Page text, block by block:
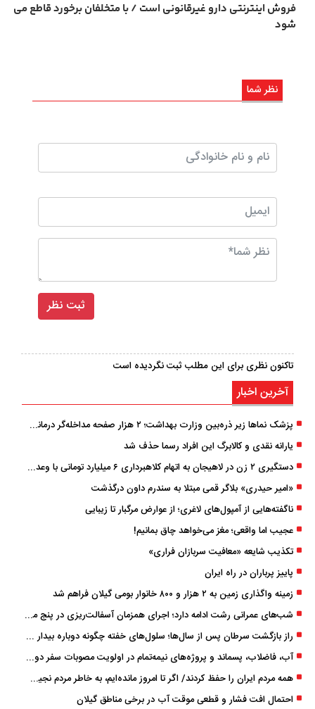
فروش اینترنتی دارو غیرقانونی است / با متخلفان برخورد قاطع می
شود
نظر شما
تاکنون نظری برای این مطلب ثبت نگردیده است
آخرین اخبار
پزشک ‌نماها زیر ذره‌بین وزارت بهداشت؛ ۲ هزار صفحه مداخله‌گر درمانی مسدود شد
یارانه نقدی و کالابرگ این افراد رسما حذف شد
دستگیری ۲ زن در لاهیجان به اتهام کلاهبرداری ۶ میلیارد تومانی با وعده وام
«امیر حیدری» بلاگر قمی مبتلا به سندرم داون درگذشت
ناگفته‌هایی از آمپول‌های لاغری؛ از عوارض مرگبار تا زیبایی
عجیب اما واقعی؛ مغز می‌خواهد چاق بمانیم!
تکذیب شایعه «معافیت سربازان فراری»
پاییز پرباران در راه ایران
زمینه واگذاری زمین به ۲ هزار و ۸۰۰ خانوار بومی گیلان فراهم شد
شب‌های عمرانی رشت ادامه دارد؛ اجرای همزمان آسفالت‌ریزی در پنج منطقه شهری
راز بازگشت سرطان پس از سال‌ها؛ سلول‌های خفته چگونه دوباره بیدار می‌شوند؟
آب، فاضلاب، پسماند و پروژه‌های نیمه‌تمام در اولویت مصوبات سفر دولت
همه مردم ایران را حفظ کردند/ اگر تا امروز مانده‌ایم، به ‌خاطر مردم نجیب ایران بوده است
احتمال افت فشار و قطعی موقت آب در برخی مناطق گیلان